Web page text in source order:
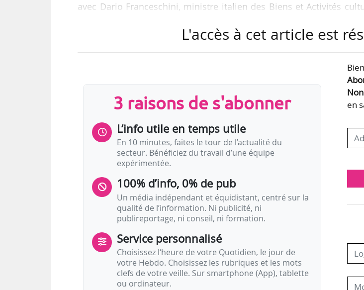
avec Dario Franceschini, ministre italien des Biens et Activités
d’Emmanuel Macron. Ce Pass, de 500 euros, sera délivré à
L'accès à cet article est
3 raisons de s'abonner
L’info utile en temps utile
En 10 minutes, faites le tour de l’actualité du
secteur. Bénéficiez du travail d’une équipe
expérimentée.
100% d’info, 0% de pub
Un média indépendant et équidistant, centré sur la
qualité de l’information. Ni publicité, ni
publireportage, ni conseil, ni formation.
Service personnalisé
Choisissez l‘heure de votre Quotidien, le jour de
votre Hebdo. Choisissez les rubriques et les mots
clefs de votre veille. Sur smartphone (App), tablette
ou ordinateur.
en